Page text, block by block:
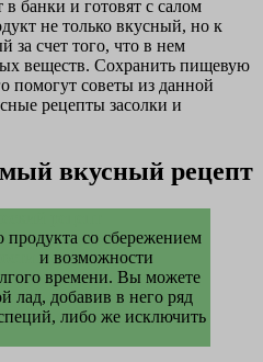
банки и готовят с салом
не только вкусный, но к
за счет того, что в нем
веществ. Сохранить пищевую
помогут советы из данной
рецепты засолки и
вкусный рецепт
продукта со сбережением
и возможности
времени. Вы можете
лад, добавив в него ряд
либо же исключить